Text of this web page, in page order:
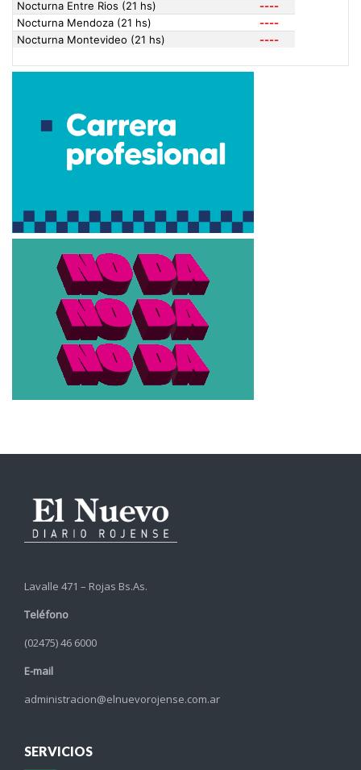
Lavalle 471 – Rojas Bs.As.
Teléfono
(02475) 46 6000
E-mail
administracion@elnuevorojense.com.ar
SERVICIOS